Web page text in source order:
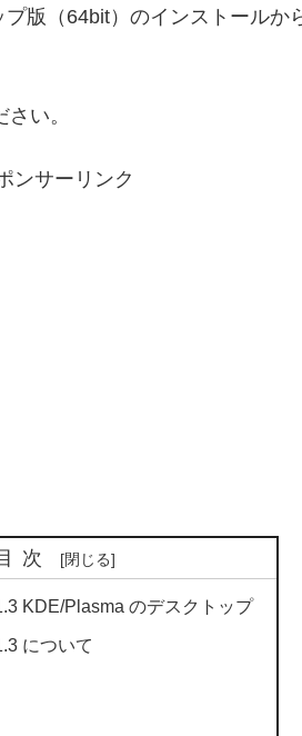
版（64bit）のインストールか
い。
ンサーリンク
次
KDE/Plasma のデスクトップ
について